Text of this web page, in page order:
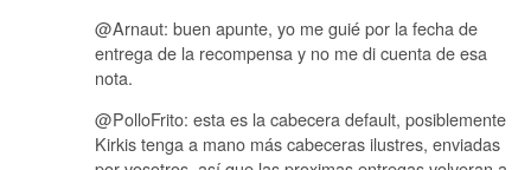
@Arnaut: buen apunte, yo me guié por la fecha de
entrega de la recompensa y no me di cuenta de esa
nota.
@PolloFrito: esta es la cabecera default, posiblemente
Kirkis tenga a mano más cabeceras ilustres, enviadas